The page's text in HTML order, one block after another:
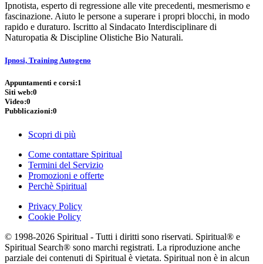
Ipnotista, esperto di regressione alle vite precedenti, mesmerismo e
fascinazione. Aiuto le persone a superare i propri blocchi, in modo
rapido e duraturo. Iscritto al Sindacato Interdisciplinare di
Naturopatia & Discipline Olistiche Bio Naturali.
Ipnosi, Training Autogeno
Appuntamenti e corsi:1
Siti web:0
Video:0
Pubblicazioni:0
Scopri di più
Come contattare Spiritual
Termini del Servizio
Promozioni e offerte
Perchè Spiritual
Privacy Policy
Cookie Policy
© 1998-2026 Spiritual - Tutti i diritti sono riservati. Spiritual® e
Spiritual Search® sono marchi registrati. La riproduzione anche
parziale dei contenuti di Spiritual è vietata. Spiritual non è in alcun